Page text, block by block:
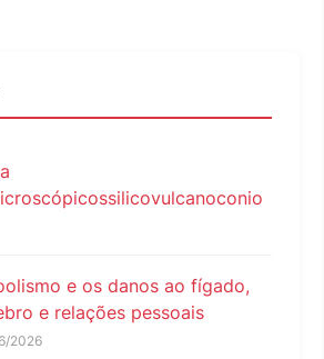
e os danos ao fígado,
e relações pessoais
2026